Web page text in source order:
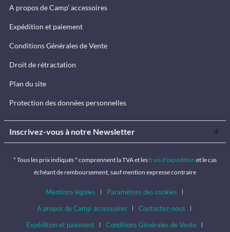
A propos de Camp’ accessoires
Expédition et paiement
Conditions Générales de Vente
Droit de rétractation
Plan du site
Protection des données personnelles
Inscrivez-vous à notre Newsletter
* Tous les prix indiqués * comprennent la TVA et lesfrais d'expédition et le cas
échéant de remboursement, sauf mention expresse contraire
Mentions légales
Paramètres des cookies
A propos de Camp’ accessoires
Contactez-nous
Expédition et paiement
Conditions Générales de Vente